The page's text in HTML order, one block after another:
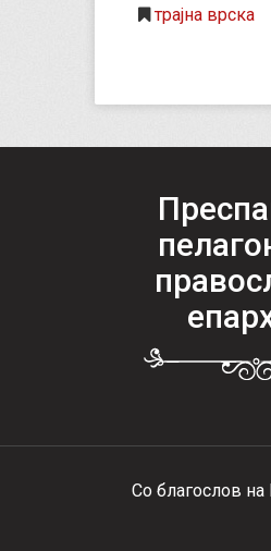
трајна врска
Со благослов